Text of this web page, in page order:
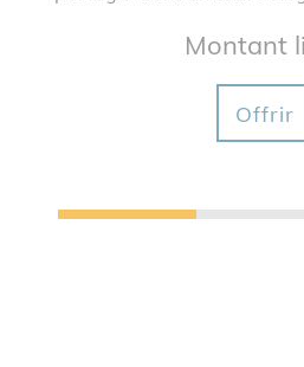
Montant
Offrir